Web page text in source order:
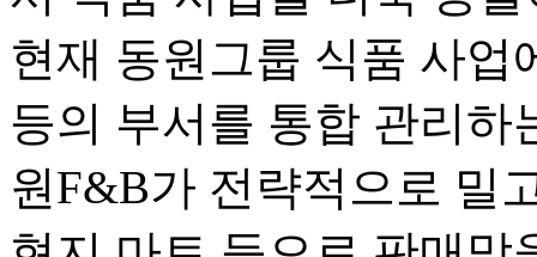
현재 동원그룹 식품 사업
등의 부서를 통합 관리하
원F&B가 전략적으로 밀